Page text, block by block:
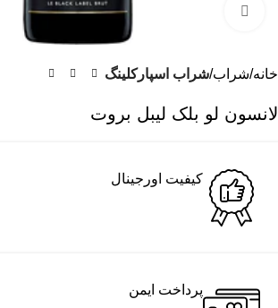
برای بزرگنمایی کلیک کنید
خانه شراب شراب اسپارکلینگ
لانسون لو بلک لیبل بروت
کیفیت اورجینال
پرداخت ایمن